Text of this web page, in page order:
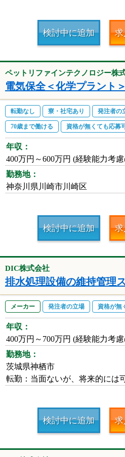
検討中に追加
ペットリファインテクノロジー株
電気保全＜化学プラント＞
転勤なし 寮・社宅あり 発注者の
70歳まで働ける 資格が無くても応募
年収：
400万円～600万円 (経験能力考
勤務地：
神奈川県川崎市川崎区
検討中に追加
DIC株式会社
排水処理設備の維持管理
メーカー 発注者の立場 資格が無
年収：
400万円～700万円 (経験能力考
勤務地：
茨城県神栖市
転勤：当面ないが、将来的には
検討中に追加